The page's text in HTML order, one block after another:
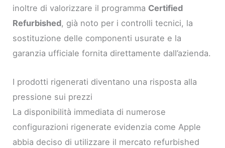
inoltre di valorizzare il programma Certified
Refurbished, già noto per i controlli tecnici, la
sostituzione delle componenti usurate e la
garanzia ufficiale fornita direttamente dall’azienda.
I prodotti rigenerati diventano una risposta alla
pressione sui prezzi
La disponibilità immediata di numerose
configurazioni rigenerate evidenzia come Apple
abbia deciso di utilizzare il mercato refurbished